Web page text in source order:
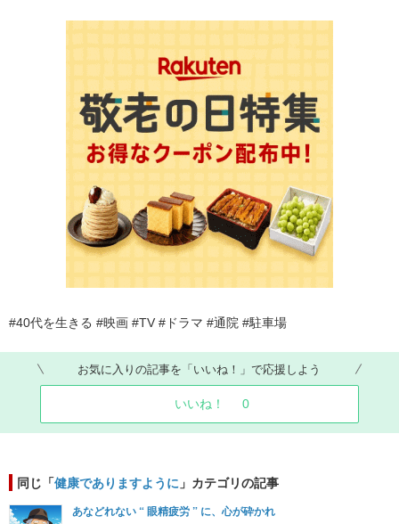
#40代を生きる #映画 #TV #ドラマ #通院 #駐車場
お気に入りの記事を「いいね！」で応援しよう
いいね！ 0
同じ「健康でありますように 」カテゴリの記事
あなどれない “ 眼精疲労 ” に、心が砕かれ